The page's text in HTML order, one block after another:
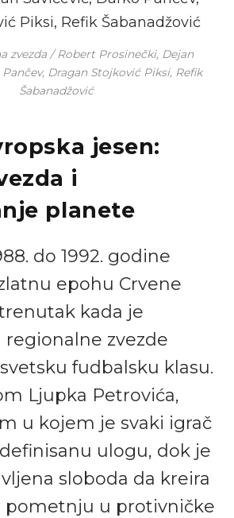
zvezda / Robert Prosinečki, Dejan
Dragan Stojković Piksi, Refik
Šabanadžović
jesen:
i
planete
do 1992. godine
epohu Crvene
kada je
regionalne zvezde
fudbalsku klasu.
Ljupka Petrovića,
u kojem je svaki igrač
ulogu, dok je
sloboda da kreira
pometnju u protivničke